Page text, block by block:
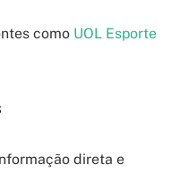
como UOL Esporte
direta e